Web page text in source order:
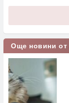
Още новини от